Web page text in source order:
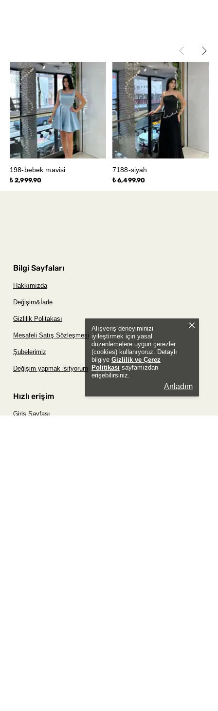
Alışveriş deneyiminizi
iyileştirmek için yasal
düzenlemelere uygun çerezler
(cookies) kullanıyoruz. Detaylı
bilgiye Gizlilik ve Çerez
Politikası sayfamızdan
erişebilirsiniz.
Anladım
198-bebek mavisi
₺ 2,999.90
7188-siyah
₺ 6,499.90
Bilgi Sayfaları
Hakkımızda
Değişim&İade
Gizlilik Politakası
Mesafeli Satış Sözleşmesi
Şubelerimiz
Değişim yapmak isityorum
Hızlı erişim
Giriş Sayfası